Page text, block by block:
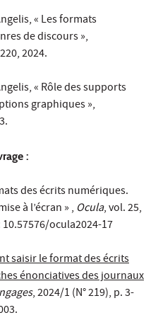
« Les formats
de discours »,
2024.
« Rôle des supports
graphiques »,
:
des écrits numériques.
à l’écran » , Ocula, vol. 25,
ocula2024-17
saisir le format des écrits
énonciatives des journaux
, 2024/1 (N° 219), p. 3-